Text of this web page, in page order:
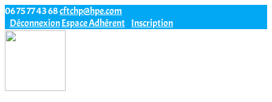
06 75 77 43 68cftchp@hpe.com
DéconnexionEspace Adhérent Inscription